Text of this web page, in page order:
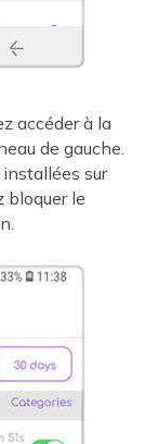
accéder à la
de gauche.
sur
bloquer le